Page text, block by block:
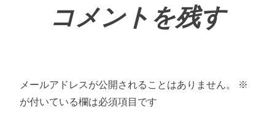
コメントを残す
メールアドレスが公開されることはありません。
※
が付いている欄は必須項目です